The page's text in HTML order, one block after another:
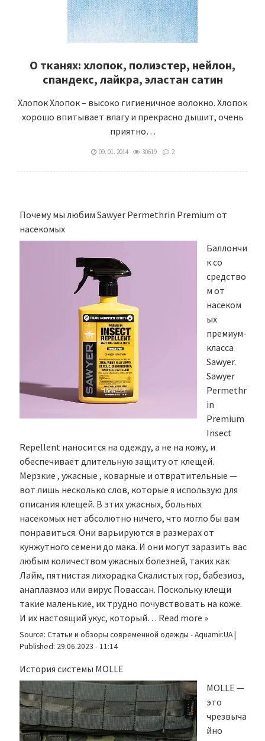
О тканях: хлопок, полиэстер, нейлон,
спандекс, лайкра, эластан сатин
Хлопок Хлопок – высоко гигиеничное волокно. Хлопок
хорошо впитывает влагу и прекрасно дышит, очень
приятно…
09. 01. 2014 30619 2
Почему мы любим Sawyer Permethrin Premium от
насекомых
Баллончи
к со
средство
м от
насеком
ых
премиум-
класса
Sawyer.
Sawyer
Permethr
in
Premium
Insect
Repellent наносится на одежду, а не на кожу, и
обеспечивает длительную защиту от клещей.
Мерзкие , ужасные , коварные и отвратительные —
вот лишь несколько слов, которые я использую для
описания клещей. В этих ужасных, больных
насекомых нет абсолютно ничего, что могло бы вам
понравиться. Они варьируются в размерах от
кунжутного семени до мака. И они могут заразить вас
любым количеством ужасных болезней, таких как
Лайм, пятнистая лихорадка Скалистых гор, бабезиоз,
анаплазмоз или вирус Повассан. Поскольку клещи
такие маленькие, их трудно почувствовать на коже.
И их настоящий укус, который… Read more »
Source: Статьи и обзоры современной одежды - Aquamir.UA|
Published: 29.06.2023 - 11:14
История системы MOLLE
MOLLE —
это
чрезвыча
йно